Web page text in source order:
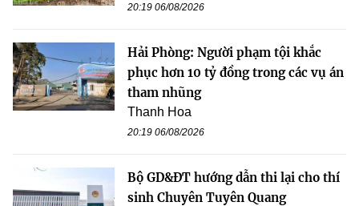
20:19 06/08/2026
Hải Phòng: Người phạm tội khắc
phục hơn 10 tỷ đồng trong các vụ án
tham nhũng
Thanh Hoa
20:19 06/08/2026
Bộ GD&ĐT hướng dẫn thi lại cho thí
sinh Chuyên Tuyên Quang